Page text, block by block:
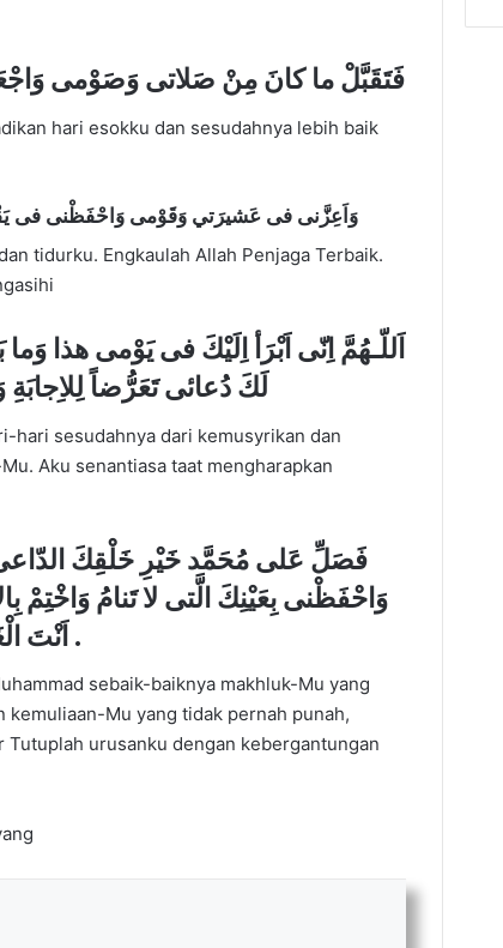
فَتَقَبَّلْ ما كانَ مِنْ صَلاتى وَصَوْمى
hari esokku dan sesudahnya lebih baik
وَاَعِزَّنى فى عَشيرَتي وَقَوْمى وَاحْفَظْنى فى
tidurku. Engkaulah Allah Penjaga Terbaik.
اَللّـهُمَّ اِنّى اَبْرَأ اِلَيْكَ فى يَوْمى هذا
لَكَ دُعائى تَعَرُّضاً
hari sesudahnya dari kemusyrikan dan
Aku senantiasa taat mengharapkan
وَاحْفَظْنى بِعَيْنِكَ الَّتى لا تَنامُ وَاخْتِمْ
اَنْتَ الْغَفُورُ الرَّحيمُ .
sebaik-baiknya makhluk-Mu yang
Mu yang tidak pernah punah,
urusanku dengan kebergantungan